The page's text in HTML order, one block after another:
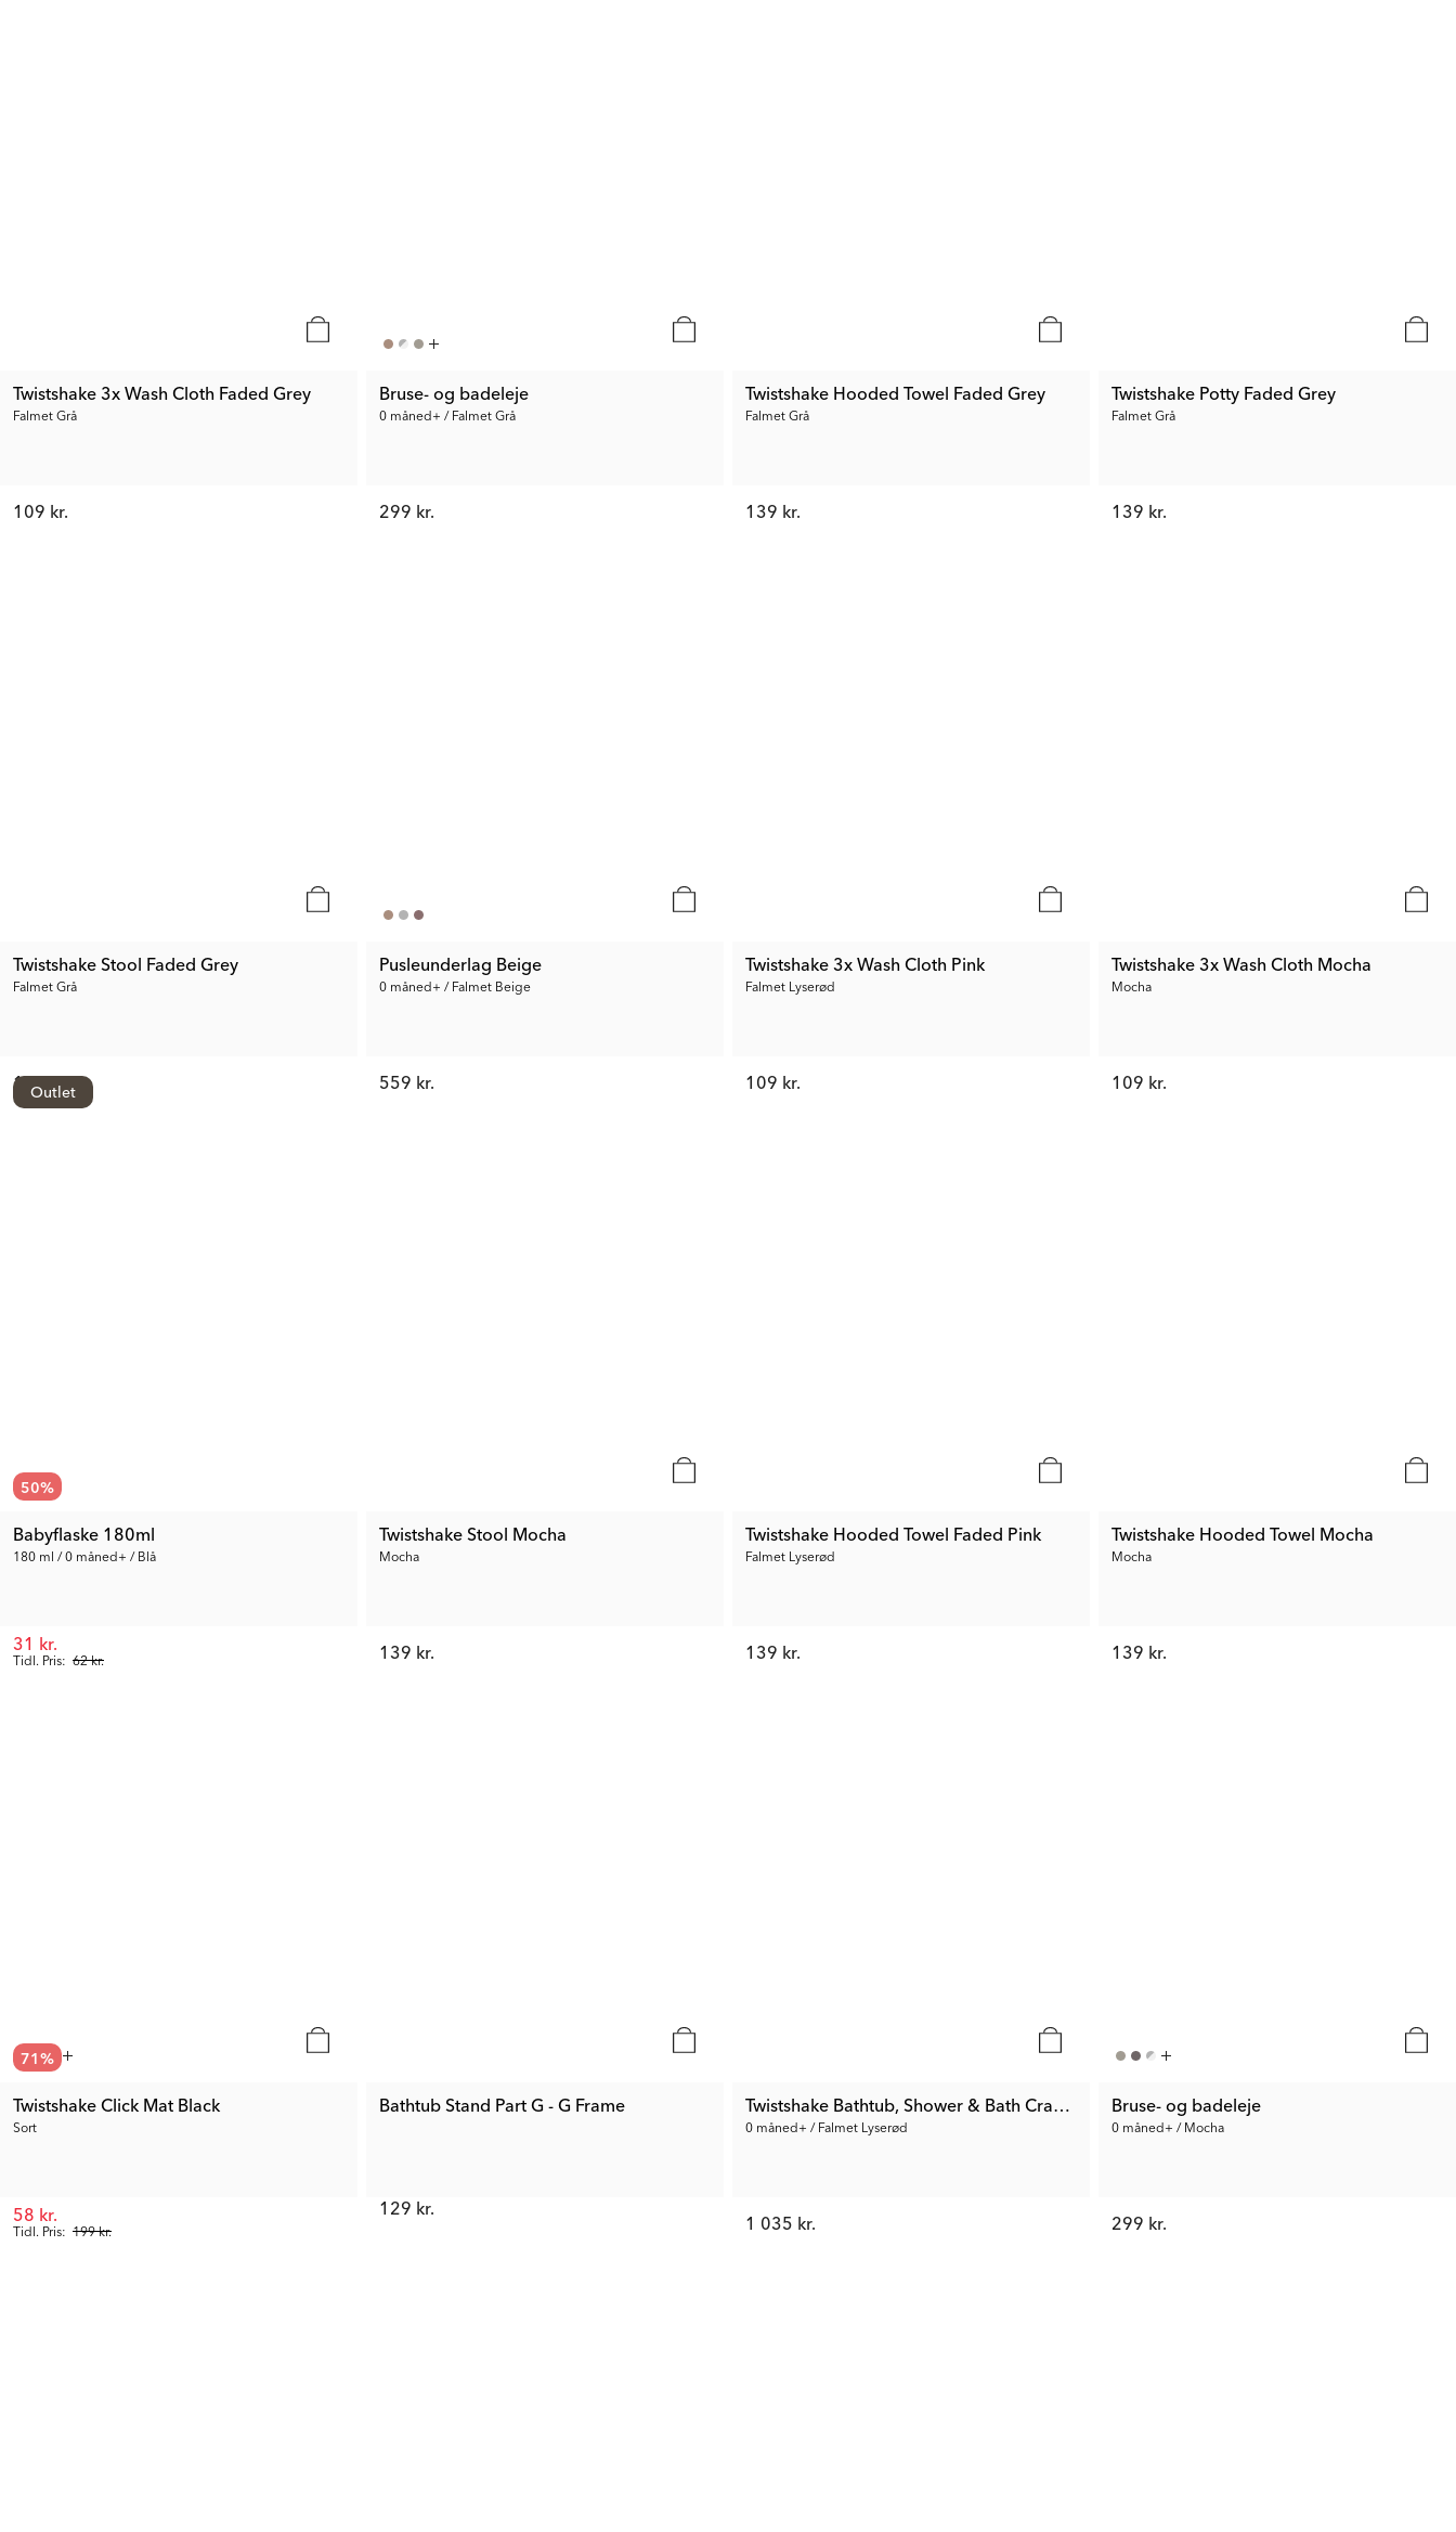
Twistshake 3x Wash Cloth Faded Grey
Falmet Grå
109 kr.
Bruse- og badeleje
0 måned+ / Falmet Grå
299 kr.
Twistshake Hooded Towel Faded Grey
Falmet Grå
139 kr.
Twistshake Potty Faded Grey
Falmet Grå
139 kr.
Twistshake Stool Faded Grey
Falmet Grå
139 kr.
Pusleunderlag Beige
0 måned+ / Falmet Beige
559 kr.
Twistshake 3x Wash Cloth Pink
Falmet Lyserød
109 kr.
Twistshake 3x Wash Cloth Mocha
Mocha
109 kr.
Outlet
50%
Babyflaske 180ml
180 ml / 0 måned+ / Blå
Tidl. Pris: 62 kr.
31 kr.
Twistshake Stool Mocha
Mocha
139 kr.
Twistshake Hooded Towel Faded Pink
Falmet Lyserød
139 kr.
Twistshake Hooded Towel Mocha
Mocha
139 kr.
71%
Twistshake Click Mat Black
Sort
Tidl. Pris: 199 kr.
58 kr.
Bathtub Stand Part G - G Frame
129 kr.
Twistshake Bathtub, Shower & Bath Cradle, Rinser, 6x Toys Faded Pink
0 måned+ / Falmet Lyserød
1 035 kr.
Bruse- og badeleje
0 måned+ / Mocha
299 kr.